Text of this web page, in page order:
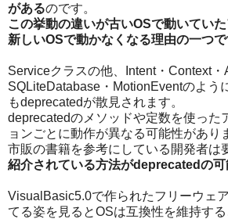
があるのです。
この挙動の違いが古いOSで動いてい
新しいOSで動かなくなる理由の一つで
Serviceクラスの他、Intent・Context・
SQLiteDatabase・MotionEventのよう
もdeprecatedが散見されます。
deprecatedのメソッドや定数を使った
ョンごとに動作が異なる可能性があり
市販の書籍を参考にしている開発者は
紹介されている方法がdeprecatedの可
VisualBasic5.0で作られたフリーウェ
てる姿を見るとOSは互換性を維持す